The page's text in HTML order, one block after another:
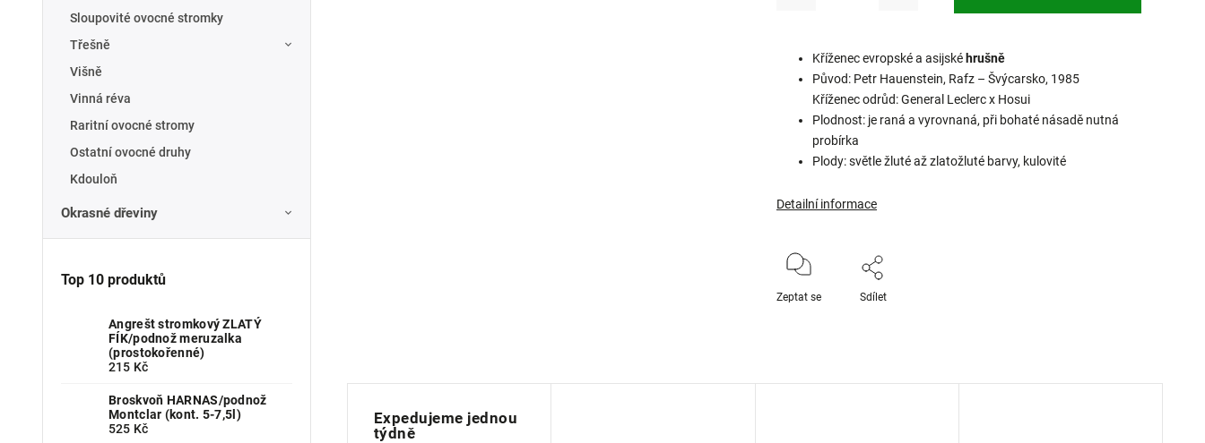
Sloupovité ovocné stromky
Třešně
Višně
Vinná réva
Raritní ovocné stromy
Ostatní ovocné druhy
Kdouloň
Okrasné dřeviny
Top 10 produktů
Angrešt stromkový ZLATÝ
FÍK/podnož meruzalka
(prostokořenné)
215 Kč
Broskvoň HARNAS/podnož
Montclar (kont. 5-7,5l)
525 Kč
Kříženec evropské a asijské hrušně
Původ: Petr Hauenstein, Rafz – Švýcarsko, 1985
Kříženec odrůd: General Leclerc x Hosui
Plodnost: je raná a vyrovnaná, při bohaté násadě nutná
probírka
Plody: světle žluté až zlatožluté barvy, kulovité
Detailní informace
Zeptat se Sdílet
Expedujeme jednou
týdně